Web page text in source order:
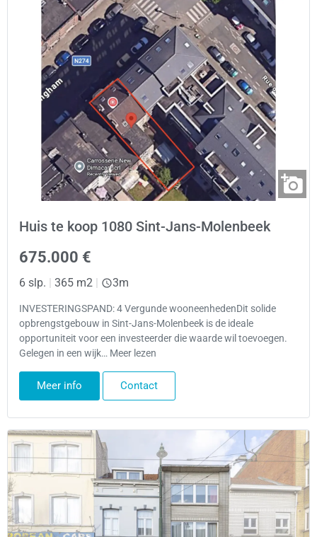
Huis te koop 1080 Sint-Jans-Molenbeek
675.000 €
6 slp. | 365 m2 | 3m
INVESTERINGSPAND: 4 Vergunde wooneenhedenDit solide
opbrengstgebouw in Sint-Jans-Molenbeek is de ideale
opportuniteit voor een investeerder die waarde wil toevoegen.
Gelegen in een wijk… Meer lezen
Meer info Contact